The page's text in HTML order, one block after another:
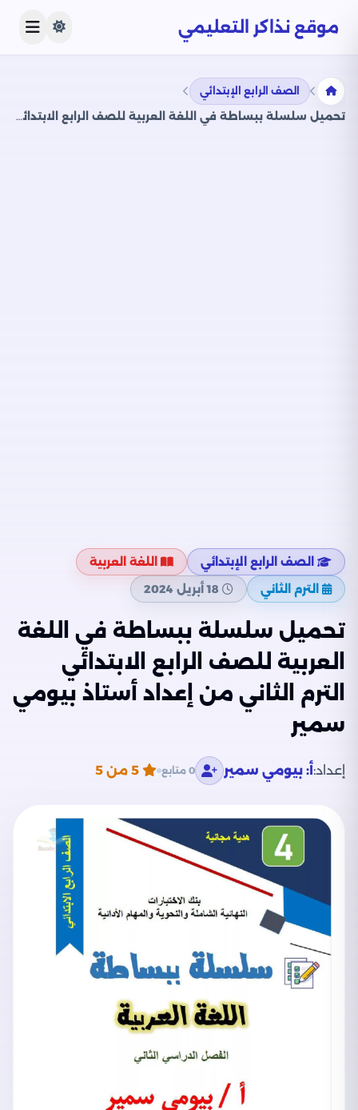
موقع نذاكر التعليمي
الصف الرابع الإبتدائي
تحميل سلسلة ببساطة في اللغة العربية للصف الرابع الابتدائي الترم الثاني من إعداد أستاذ بيومي سمير
الصف الرابع الإبتدائي
اللغة العربية
الترم الثاني
18 أبريل 2024
تحميل سلسلة ببساطة في اللغة
العربية للصف الرابع الابتدائي
الترم الثاني من إعداد أستاذ بيومي
سمير
إعداد: أ: بيومي سمير 0 متابع 5 من 5